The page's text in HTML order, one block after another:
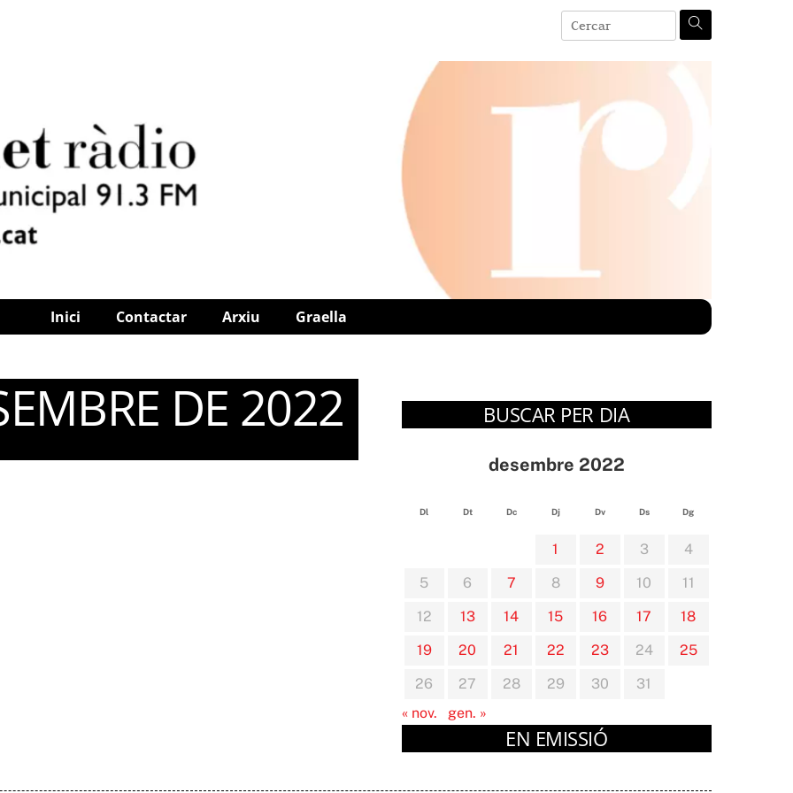
Inici Contactar Arxiu Graella
DE 2022 BUSCAR PER DIA
desembre 2022
Dl Dt Dc Dj Dv Ds Dg
1 2 3
4
5
6 7 8 9 10
11
12
13 14 15 16 17
18
19
20 21 22 23 24
25
26
27 28 29 30
31
« nov.
gen. »
EN EMISSIÓ